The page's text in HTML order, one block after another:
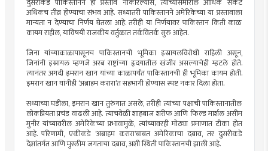
दुसरीकडे पाकिस्तानने हा प्रस्ताव नाकारल्यास, त्यांच्यासमोरील आर्थिक संकट
अधिकच तीव्र होण्याचा संभव आहे. सध्यातरी पाकिस्तानने अमेरिकेच्या या प्रस्तावाला
मान्यता न देण्याचा निर्णय घेतला आहे. तरीही या निर्णयावर पाकिस्तान किती काळ
कायम राहील, याविषयी राजकीय वर्तुळात तर्कवितर्क सुरु आहेत.
जिना यांच्याकाळापासूनच पाकिस्तानची भूमिका इस्रायलविरोधी राहिली असून,
जिनांनी इस्रायल म्हणजे अरब राष्ट्रांच्या हृदयातील खंजीर असल्याचेही म्हटले होते.
त्यानंतर अगदी इमरान खान यांच्या काळापर्यंत पाकिस्तानची ही भूमिका कायम होती.
इमरान खान यांनीही ‘अब्राहम करारा’त सहभागी होण्यास स्पष्ट नकार दिला होता.
सध्याच्या घडीला, इमरान खान तुरुंगात असले, तरीही त्यांच्या पक्षाची पाकिस्तानातील
लोकप्रियता प्रचंड वाढली आहे. त्याचवेळी शाहबाज शरीफ आणि फिल्ड मार्शल असीम
मुनीर यांच्यावरील अमेरिकेच्या प्रभावामुळे, त्यांच्यावरही मोठ्या प्रमाणात टीका होत
आहे. परिणामी, एकीकडे ‘अब्राहम करारा’बाबत अमेरिकाचा दबाव, तर दुसरीकडे
देशांतर्गत आणि मुस्लीम जगताचा दबाव, अशी स्थिती पाकिस्तानची झाली आहे.